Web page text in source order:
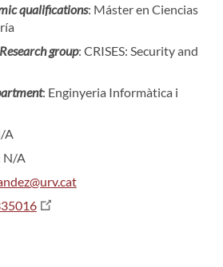
qualifications: Máster en Ciencias
Research group: CRISES: Security and
: Enginyeria Informàtica i
A
N/A